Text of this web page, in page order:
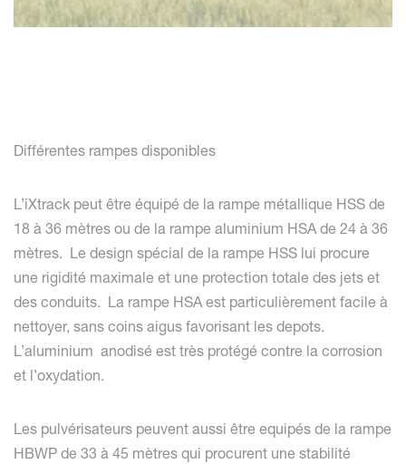
Différentes rampes disponibles
L’iXtrack peut être équipé de la rampe métallique HSS de
18 à 36 mètres ou de la rampe aluminium HSA de 24 à 36
mètres. Le design spécial de la rampe HSS lui procure
une rigidité maximale et une protection totale des jets et
des conduits. La rampe HSA est particulièrement facile à
nettoyer, sans coins aigus favorisant les depots.
L’aluminium anodisé est très protégé contre la corrosion
et l’oxydation.
Les pulvérisateurs peuvent aussi être equipés de la rampe
HBWP de 33 à 45 mètres qui procurent une stabilité